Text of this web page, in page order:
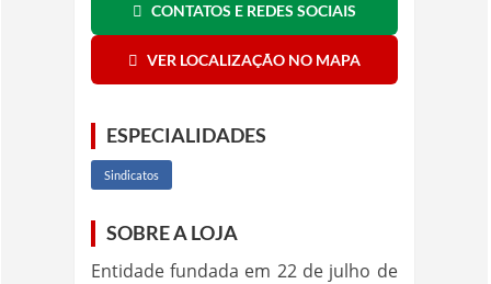
CONTATOS E REDES SOCIAIS
VER LOCALIZAÇÃO NO MAPA
ESPECIALIDADES
Sindicatos
SOBRE A LOJA
Entidade fundada em 22 de julho de